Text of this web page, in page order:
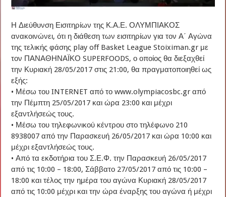
Η Διεύθυνση Εισιτηρίων της Κ.Α.Ε. ΟΛΥΜΠΙΑΚΟΣ
ανακοινώνει, ότι η διάθεση των εισιτηρίων για τον Α΄ Αγώνα
της τελικής φάσης play off Basket League Stoiximan.gr με
τον ΠΑΝΑΘΗΝΑΪΚΟ SUPERFOODS, ο οποίος θα διεξαχθεί
την Κυριακή 28/05/2017 στις 21:00, θα πραγματοποιηθεί ως
εξής:
• Μέσω του INTERNET από το www.olympiacosbc.gr από
την Πέμπτη 25/05/2017 και ώρα 23:00 και μέχρι
εξαντλήσεώς τους.
• Μέσω του τηλεφωνικού κέντρου στο τηλέφωνο 210
8938007 από την Παρασκευή 26/05/2017 και ώρα 10:00 και
μέχρι εξαντλήσεώς τους.
• Από τα εκδοτήρια του Σ.Ε.Φ. την Παρασκευή 26/05/2017
από τις 10:00 – 18:00, Σάββατο 27/05/2017 από τις 10:00 –
18:00 και τέλος την ημέρα του αγώνα Κυριακή 28/05/2017
από τις 10:00 μέχρι και την ώρα έναρξης του αγώνα ή μέχρι